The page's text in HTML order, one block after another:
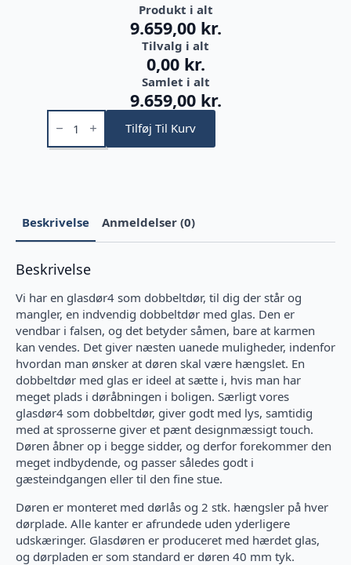
Produkt i alt
9.659,00 kr.
Tilvalg i alt
0,00 kr.
Samlet i alt
9.659,00 kr.
Glasdør4
dobbeltdør Tilføj Til Kurv
Beskrivelse Anmeldelser (0)
Beskrivelse
Vi har en glasdør4 som dobbeltdør, til dig der står og
mangler, en indvendig dobbeltdør med glas. Den er
vendbar i falsen, og det betyder såmen, bare at karmen
kan vendes. Det giver næsten uanede muligheder, indenfor
hvordan man ønsker at døren skal være hængslet. En
dobbeltdør med glas er ideel at sætte i, hvis man har
meget plads i døråbningen i boligen. Særligt vores
glasdør4 som dobbeltdør, giver godt med lys, samtidig
med at sprosserne giver et pænt designmæssigt touch.
Døren åbner op i begge sidder, og derfor forekommer den
meget indbydende, og passer således godt i
gæsteindgangen eller til den fine stue.
Døren er monteret med dørlås og 2 stk. hængsler på hver
dørplade. Alle kanter er afrundede uden yderligere
udskæringer. Glasdøren er produceret med hærdet glas,
og dørpladen er som standard er døren 40 mm tyk.